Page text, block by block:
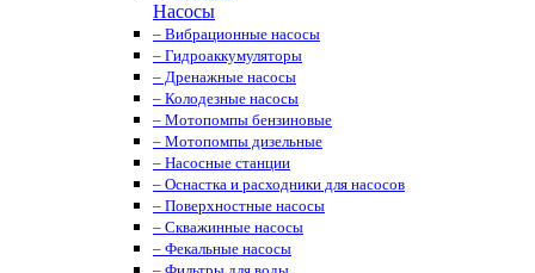
Насосы
– Вибрационные насосы
– Гидроаккумуляторы
– Дренажные насосы
– Колодезные насосы
– Мотопомпы бензиновые
– Мотопомпы дизельные
– Насосные станции
– Оснастка и расходники для насосов
– Поверхностные насосы
– Скважинные насосы
– Фекальные насосы